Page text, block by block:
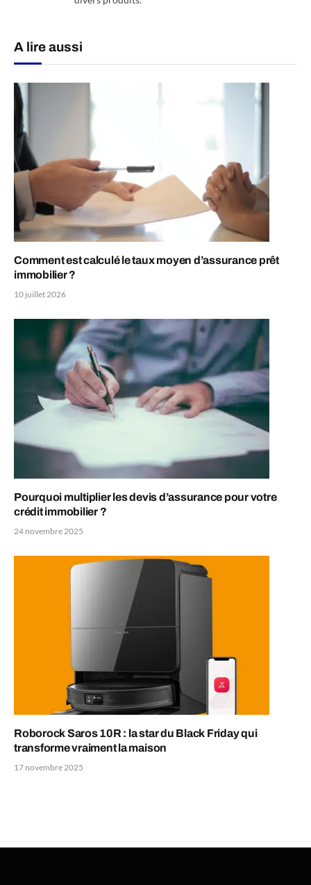
A lire aussi
Comment est calculé le taux moyen d’assurance prêt
immobilier ?
10 juillet 2026
Pourquoi multiplier les devis d’assurance pour votre
crédit immobilier ?
24 novembre 2025
Roborock Saros 10R : la star du Black Friday qui
transforme vraiment la maison
17 novembre 2025